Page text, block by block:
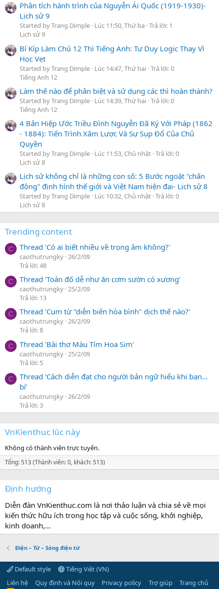
Phân tích hành trình của Nguyễn Ái Quốc (1919-1930)-
Lịch sử 9
Started by Trang Dimple Lúc 11:50, Thứ ba Trả lời: 1
Lịch sử 9
Bí Kíp Làm Chủ 12 Thì Tiếng Anh: Tư Duy Logic Thay Vì
Học Vẹt
Started by Trang Dimple Lúc 14:47, Thứ hai Trả lời: 0
Tiếng Anh 12
Làm thế nào để phân biệt và sử dụng các thì hoàn thành?
Started by Trang Dimple Lúc 14:39, Thứ hai Trả lời: 0
Tiếng Anh 12
4 Bản Hiệp Ước Triều Đình Nguyễn Đã Ký Với Pháp (1862
- 1884): Tiến Trình Xâm Lược Và Sự Sụp Đổ Của Chủ
Quyền
Started by Trang Dimple Lúc 11:53, Chủ nhật Trả lời: 0
Lịch sử 8
Lịch sử không chỉ là những con số: 5 Bước ngoặt "chấn
động" định hình thế giới và Việt Nam hiện đại- Lịch sử 8
Started by Trang Dimple Lúc 10:32, Chủ nhật Trả lời: 0
Lịch sử 8
Trending content
C Thread 'Có ai biết nhiều về trọng âm không?'
caothutrungky 26/2/09
Trả lời: 48
C Thread 'Toán đố dễ như ăn cơm sườn có xương'
caothutrungky 25/2/09
Trả lời: 13
C Thread 'Cụm từ "diễn biến hòa bình" dịch thế nào?'
caothutrungky 26/2/09
Trả lời: 8
C Thread 'Bài thơ Màu Tím Hoa Sim'
caothutrungky 25/2/09
Trả lời: 5
C
Thread 'Cách diễn đạt cho người bản ngữ hiểu khi bạn…
bí'
caothutrungky 26/2/09
Trả lời: 3
VnKienthuc lúc này
Không có thành viên trực tuyến.
Tổng: 513 (Thành viên: 0, khách: 513)
Định hướng
Diễn đàn VnKienthuc.com là nơi thảo luận và chia sẻ về mọi
kiến thức hữu ích trong học tập và cuộc sống, khởi nghiệp,
kinh doanh,...
Điện – Từ – Sóng điện từ
Default style
Tiếng Việt (VN)
Liên hệ
Quy định và Nội quy Privacy policy Trợ giúp Trang chủ